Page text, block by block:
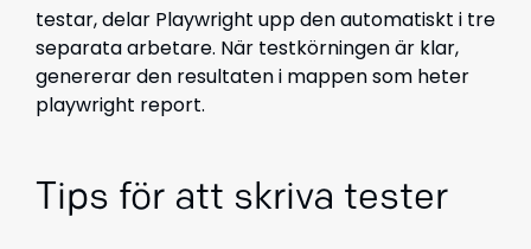
testar, delar Playwright upp den automatiskt i tre
separata arbetare. När testkörningen är klar,
genererar den resultaten i mappen som heter
playwright report.
Tips för att skriva tester